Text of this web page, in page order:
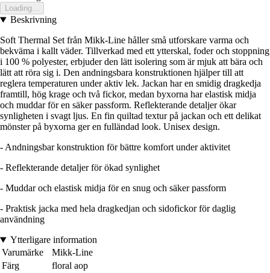
Loading...
Beskrivning
Soft Thermal Set från Mikk-Line håller små utforskare varma och
bekväma i kallt väder. Tillverkad med ett ytterskal, foder och stoppning
i 100 % polyester, erbjuder den lätt isolering som är mjuk att bära och
lätt att röra sig i. Den andningsbara konstruktionen hjälper till att
reglera temperaturen under aktiv lek. Jackan har en smidig dragkedja
framtill, hög krage och två fickor, medan byxorna har elastisk midja
och muddar för en säker passform. Reflekterande detaljer ökar
synligheten i svagt ljus. En fin quiltad textur på jackan och ett delikat
mönster på byxorna ger en fulländad look. Unisex design.
- Andningsbar konstruktion för bättre komfort under aktivitet
- Reflekterande detaljer för ökad synlighet
- Muddar och elastisk midja för en snug och säker passform
- Praktisk jacka med hela dragkedjan och sidofickor för daglig
användning
Ytterligare information
Varumärke
Mikk-Line
Färg
floral aop